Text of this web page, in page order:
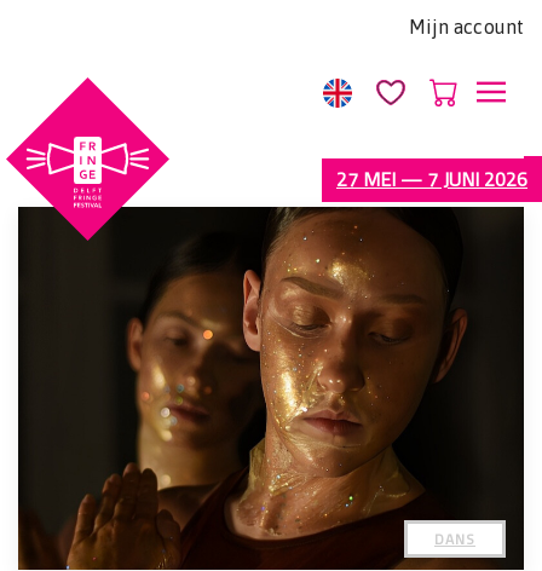
website
bevat
een
toegankelijkheidssysteem.
Mijn account
27 MEI — 7 JUNI 2026
DANS